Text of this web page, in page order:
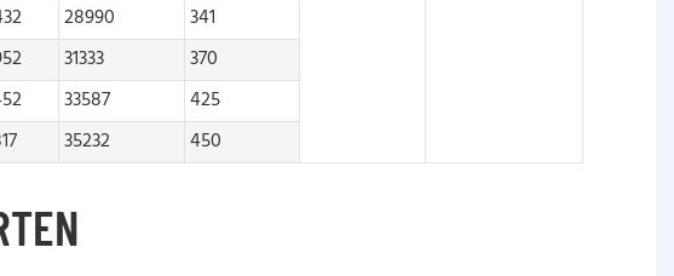
28990
341
31333
370
33587
425
35232 450